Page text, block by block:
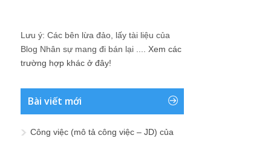
Lưu ý: Các bên lừa đảo, lấy tài liệu của
Blog Nhân sự mang đi bán lại .... Xem các
trường hợp khác ở đây!
Bài viết mới
Công việc (mô tả công việc – JD) của